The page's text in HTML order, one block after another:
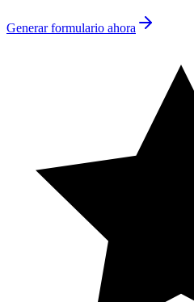
Generar formulario ahora